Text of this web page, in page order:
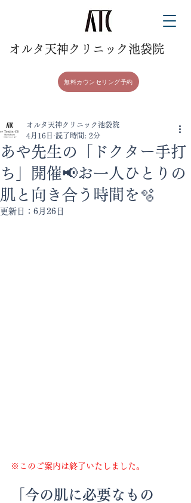
​オルタ天神クリニック池袋院
無料カウンセリング予約
あや先生の「ドクター手打
ち」開催📢お一人ひとりの
肌と向き合う時間を🫧
オルタ天神クリニック池袋院
4月16日 読了時間: 2分
更新日： 6月26日
※このご案内は終了いたしました。
「今の肌に必要なもの